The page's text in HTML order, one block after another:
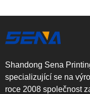
Shandong Sena
specializující se na
roce 2008 společnost